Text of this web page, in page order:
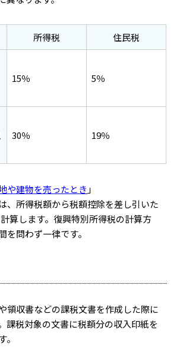
所得税
住民税
15％ 5％
30％ 19％
や建物を売ったとき 」
、所得税額から税額控除を差し引いた
算します。復興特別所得税の計算方
を問わず一律です。
領収書などの課税文書を作成した際に
課税対象の文書に税額分の収入印紙を